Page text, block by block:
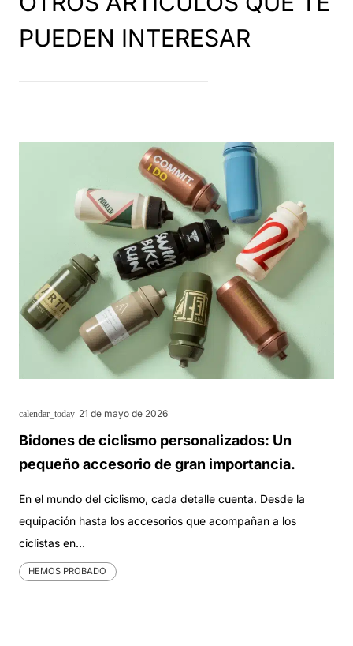
PUEDEN INTERESAR
calendar_today 21 de mayo de 2026
Bidones de ciclismo personalizados: Un
pequeño accesorio de gran importancia.
En el mundo del ciclismo, cada detalle cuenta. Desde la
equipación hasta los accesorios que acompañan a los
ciclistas en…
HEMOS PROBADO